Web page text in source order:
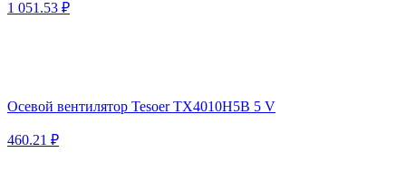
1 051.53 ₽
Осевой вентилятор Tesoer TX4010H5B 5 V
460.21 ₽